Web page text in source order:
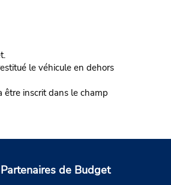
le véhicule en dehors
être inscrit dans le champ
Partenaires de Budget